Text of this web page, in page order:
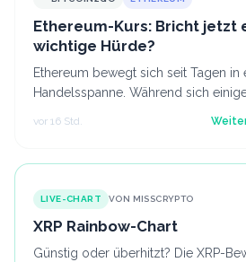
Ethereum-Kurs: Bricht jetzt
wichtige Hürde?
Ethereum bewegt sich seit Tagen in
Handelsspanne. Während sich
vor 16 Std.
LIVE-CHART VON MISSCRYPTO
XRP Rainbow-Chart
Günstig oder überhitzt? Die XRP-